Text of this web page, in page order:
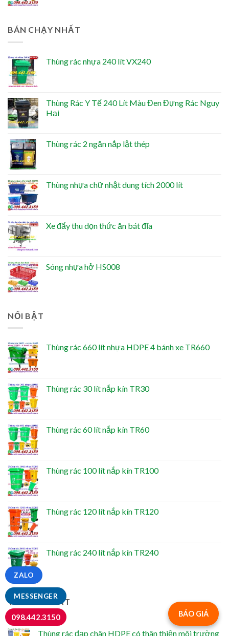
BÁN CHẠY NHẤT
Thùng rác nhựa 240 lít VX240
Thùng Rác Y Tế 240 Lít Màu Đen Đựng Rác Nguy
Hại
Thùng rác 2 ngăn nắp lật thép
Thùng nhựa chữ nhật dung tích 2000 lít
Xe đẩy thu dọn thức ăn bát đĩa
Sóng nhựa hở HS008
NỔI BẬT
Thùng rác 660 lít nhựa HDPE 4 bánh xe TR660
Thùng rác 30 lít nắp kín TR30
Thùng rác 60 lít nắp kín TR60
Thùng rác 100 lít nắp kín TR100
Thùng rác 120 lít nắp kín TR120
Thùng rác 240 lít nắp kín TR240
TIN MỚI NHẤT
Thùng rác đạp chân HDPE có thân thiện môi trường
BÁO GIÁ
MESSENGER
ZALO
098.442.3150